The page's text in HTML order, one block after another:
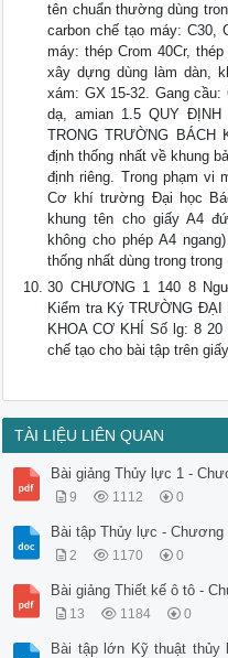
tên chuẩn thường dùng
carbon chế tạo máy: C30,
máy: thép Crom 40Cr,
xây dựng dùng làm dàn,
xám: GX 15-32. Gang
dạ, amian 1.5 QUY ĐỊNH
TRONG TRƯỜNG BÁCH
định thống nhất về khung
định riêng. Trong phạm vi
Cơ khí trường Đại học
khung tên cho giấy A4
không cho phép A4
thống nhất dùng trong trong
30 CHƯƠNG 1 140 8
Kiểm tra Ký TRƯỜNG ĐẠI
KHOA CƠ KHÍ Số lg: 8
chế tạo cho bài tập trên
TÀI LIỆU LIÊN QUAN
Bài giảng Thủy lực 1 -
9 1112 0
Bài tập Thủy lực - Chương
2 1170 0
Bài giảng Thiết kế ô tô -
13 1184 0
Bài tập lớn Kỹ thuật